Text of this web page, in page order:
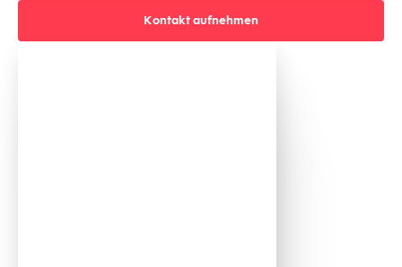
Kontakt aufnehmen